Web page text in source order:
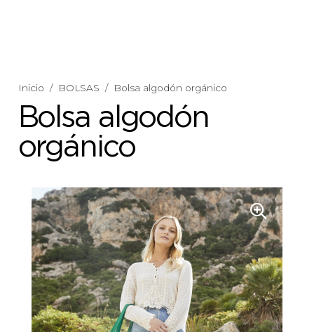
Inicio / BOLSAS / Bolsa algodón orgánico
Bolsa algodón
orgánico